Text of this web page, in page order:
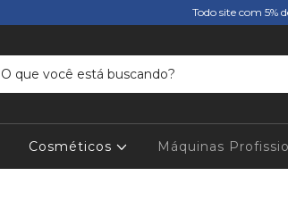
Todo site com 5%
Cosméticos Máquinas